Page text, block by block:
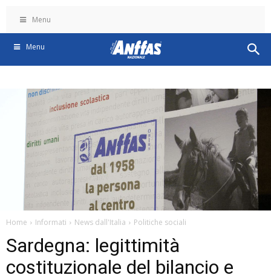
Menu
Menu
Home Informati News dall'Italia Politiche sociali
Sardegna: legittimità
costituzionale del bilancio e